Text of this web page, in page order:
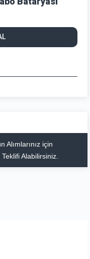
Alımlarınız için
Alabilirsiniz.